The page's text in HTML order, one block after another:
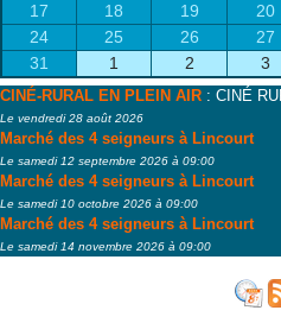
17
18 19 20
24
25 26 27
31
1 2 3
CINÉ-RURAL EN PLEIN AIR : CINÉ
Le vendredi 28 août 2026
Marché des 4 seigneurs à Lincourt
Le samedi 12 septembre 2026 à 09:00
Marché des 4 seigneurs à Lincourt
Le samedi 10 octobre 2026 à 09:00
Marché des 4 seigneurs à Lincourt
Le samedi 14 novembre 2026 à 09:00